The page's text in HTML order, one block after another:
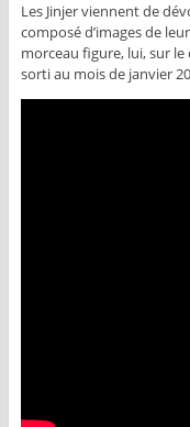
Les Jinjer viennent de
composé d’images de
morceau figure, lui, sur le
sorti au mois de janvier